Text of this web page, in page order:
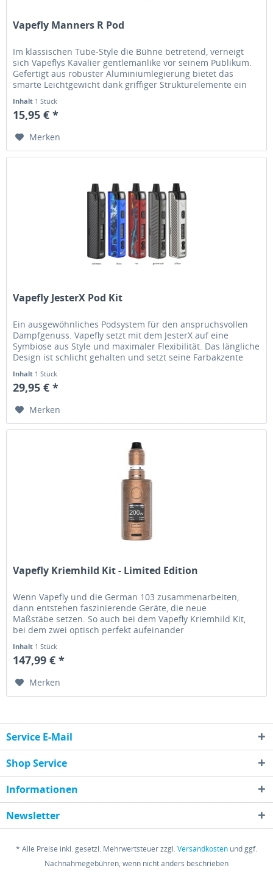
Vapefly Manners R Pod
Im klassischen Tube-Style die Bühne betretend, verneigt
sich Vapeflys Kavalier gentlemanlike vor seinem Publikum.
Gefertigt aus robuster Aluminiumlegierung bietet das
smarte Leichtgewicht dank griffiger Strukturelemente ein
ergonomisches...
Inhalt 1 Stück
15,95 € *
Merken
Vapefly JesterX Pod Kit
Ein ausgewöhnliches Podsystem für den anspruchsvollen
Dampfgenuss. Vapefly setzt mit dem JesterX auf eine
Symbiose aus Style und maximaler Flexibilität. Das längliche
Design ist schlicht gehalten und setzt seine Farbakzente
gekonnt ein....
Inhalt 1 Stück
29,95 € *
Merken
Vapefly Kriemhild Kit - Limited Edition
Wenn Vapefly und die German 103 zusammenarbeiten,
dann entstehen faszinierende Geräte, die neue
Maßstäbe setzen. So auch bei dem Vapefly Kriemhild Kit,
bei dem zwei optisch perfekt aufeinander
Inhalt 1 Stück
147,99 € *
Merken
Service E-Mail
Shop Service
Informationen
Newsletter
* Alle Preise inkl. gesetzl. Mehrwertsteuer zzgl.Versandkosten und ggf.
Nachnahmegebühren, wenn nicht anders beschrieben